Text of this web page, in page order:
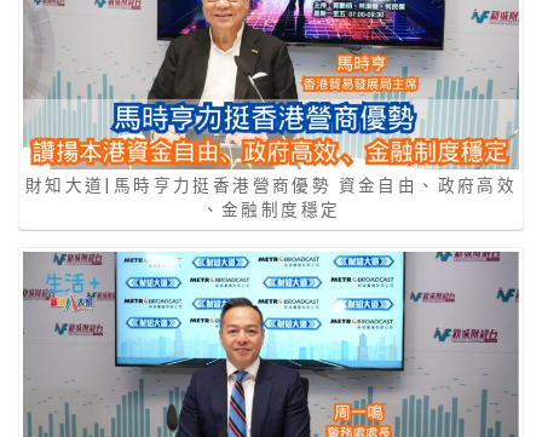
財知大道|馬時亨力挺香港營商優勢 資金自由、政府高效
、金融制度穩定